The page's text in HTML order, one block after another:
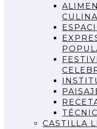
CASTILLA